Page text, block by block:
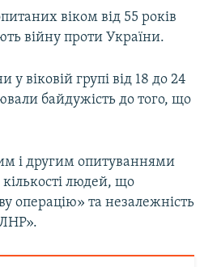
віком від 55 років
війну проти України.
у віковій групі від 18 до 24
байдужість до того, що
і другим опитуваннями
людей, що
операцію» та незалежність